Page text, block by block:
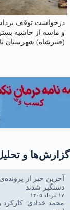
درخواست توقف
و ماسه از حاشیه
(قنبرشاه) شهرستان
گزارش‌ها و
دستگیر شدند
۱۷ مرداد ۱۴۰۵
محمد خدادی: کارکرد